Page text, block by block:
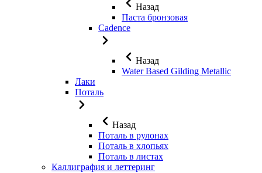
Назад
Паста бронзовая
Cadence
Назад
Water Based Gilding Metallic
Лаки
Поталь
Назад
Поталь в рулонах
Поталь в хлопьях
Поталь в листах
Каллиграфия и леттеринг